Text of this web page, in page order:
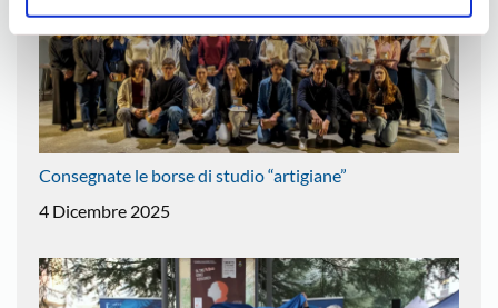
Consegnate le borse di studio “artigiane”
4 Dicembre 2025